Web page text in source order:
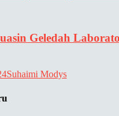
Geledah
Suhaimi Modys